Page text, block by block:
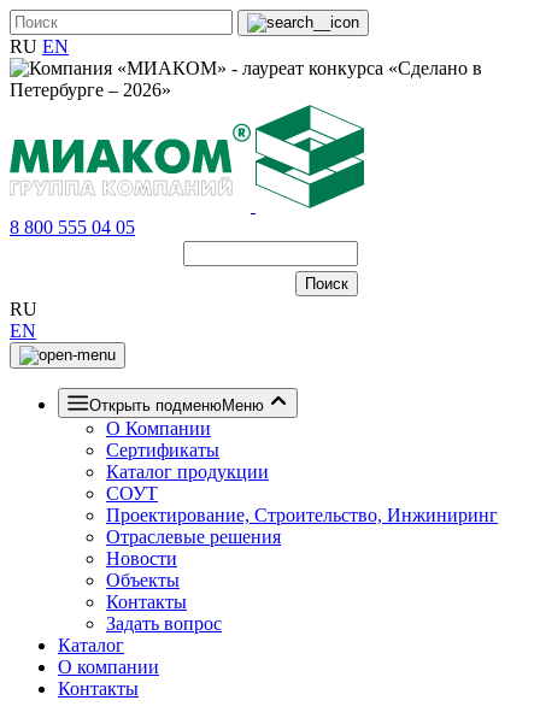
RU EN
8 800 555 04 05
RU
EN
Открыть подменюМеню
О Компании
Сертификаты
Каталог продукции
СОУТ
Проектирование, Строительство, Инжиниринг
Отраслевые решения
Новости
Объекты
Контакты
Задать вопрос
Каталог
О компании
Контакты